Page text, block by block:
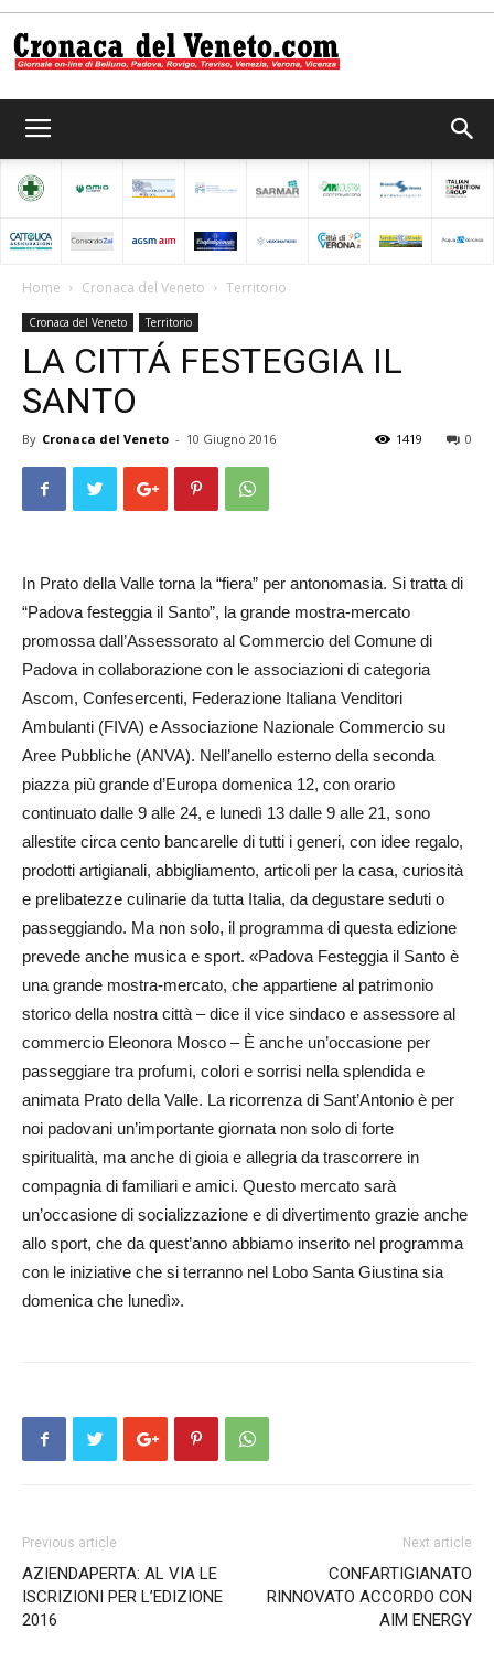
del
Home Cronaca del Veneto Territorio
Cronaca del Veneto Territorio
LA CITTÁ FESTEGGIA IL
SANTO
By Cronaca del Veneto - 10 Giugno 2016 0
1419
In Prato della Valle torna la “fiera” per antonomasia. Si tratta di
“Pa­dova festeggia il Santo”, la grande mostra-mercato
promossa dall’As­sessorato al Commercio del Co­mune di
Padova in collaborazione con le associazioni di categoria
Ascom, Confesercenti, Federa­zio­ne Italiana Venditori
Ambulanti (FIVA) e Associazione Nazionale Com­mercio su
Aree Pubbliche (ANVA). Nell’anello esterno della seconda
piazza più grande d’Eu­ro­pa domenica 12, con ora­rio
continuato dalle 9 alle 24, e lunedì 13 dalle 9 alle 21, sono
allestite circa cento bancarelle di tutti i generi, con idee regalo,
prodotti artigianali, abbigliamento, articoli per la ca­sa, curiosità
e prelibatezze culinarie da tutta Italia, da degustare se­duti o
passeggiando. Ma non solo, il programma di questa edizione
pre­vede anche musica e sport. «Pa­­dova Festeggia il Santo è
una grande mostra-mercato, che ap­partiene al patrimonio
storico della nostra città – dice il vice sindaco e assessore al
commercio Eleono­ra Mosco – È anche un’occasione per
passeggiare tra profumi, colori e sorrisi nella splendida e
animata Prato della Valle. La ricorrenza di Sant’Antonio è per
noi padovani un’importante giornata non solo di forte
spiritualità, ma anche di gioia e allegria da trascorrere in
compagnia di familiari e amici. Questo mer­cato sarà
un’occasione di so­cializzazione e di divertimento grazie anche
allo sport, che da quest’anno abbiamo inserito nel programma
con le iniziative che si terranno nel Lobo Santa Giustina sia
domenica che lunedì».
Previous article
AZIENDAPERTA: AL VIA LE
ISCRIZIONI PER L’EDIZIONE
2016
Next article
CONFARTIGIANATO
RINNOVATO ACCORDO CON
AIM ENERGY